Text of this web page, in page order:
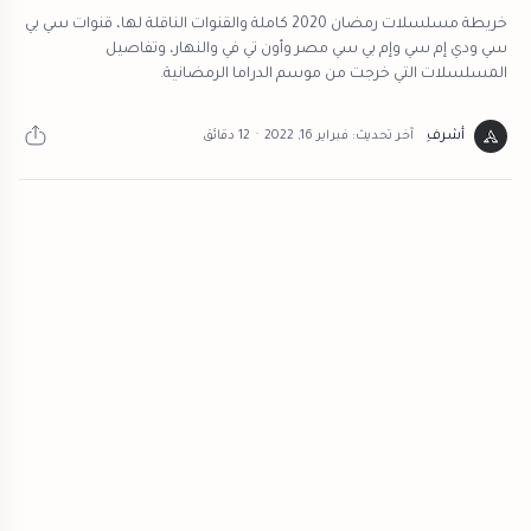
خريطة مسلسلات رمضان 2020 كاملة والقنوات الناقلة لها، قنوات سي بي
سي ودي إم سي وإم بي سي مصر وأون تي في والنهار، وتفاصيل
المسلسلات التي خرجت من موسم الدراما الرمضانية.
12 دقائق